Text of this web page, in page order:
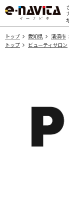
トップ 愛知県 清須市
トップ
ビューティサロン